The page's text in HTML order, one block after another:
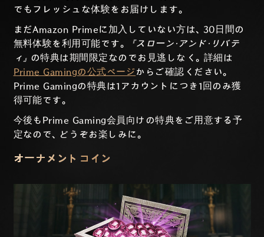
でもフレッシュな体験をお届けします。
まだAmazon Primeに加入していない方は、30日間の
無料体験を利用可能です。
『スローン・アンド・リバテ
ィ』 の特典は期間限定なのでお見逃しなく。詳細は
Prime Gamingの公式ページからご確認ください。
Prime Gamingの特典は1アカウントにつき1回のみ獲
得可能です。
今後もPrime Gaming会員向けの特典をご用意する予
定なので、どうぞお楽しみに。
オーナメントコイン